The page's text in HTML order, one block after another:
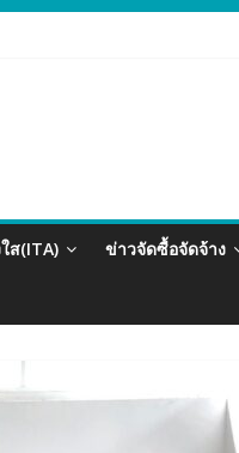
ส(ITA) ข่าวจัดซื้อจัดจ้าง